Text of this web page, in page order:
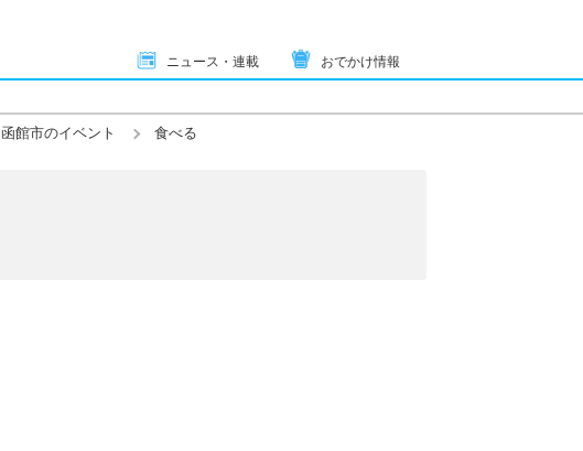
ニュース・連載 おでかけ情報
函館市のイベント 食べる